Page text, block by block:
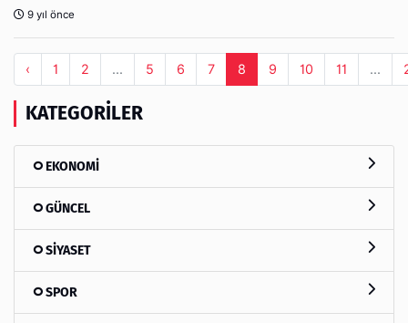
9 yıl önce
‹ 1 2 ... 5 6 7 8 9 10 11 ...
KATEGORILER
EKONOMİ
GÜNCEL
SİYASET
SPOR